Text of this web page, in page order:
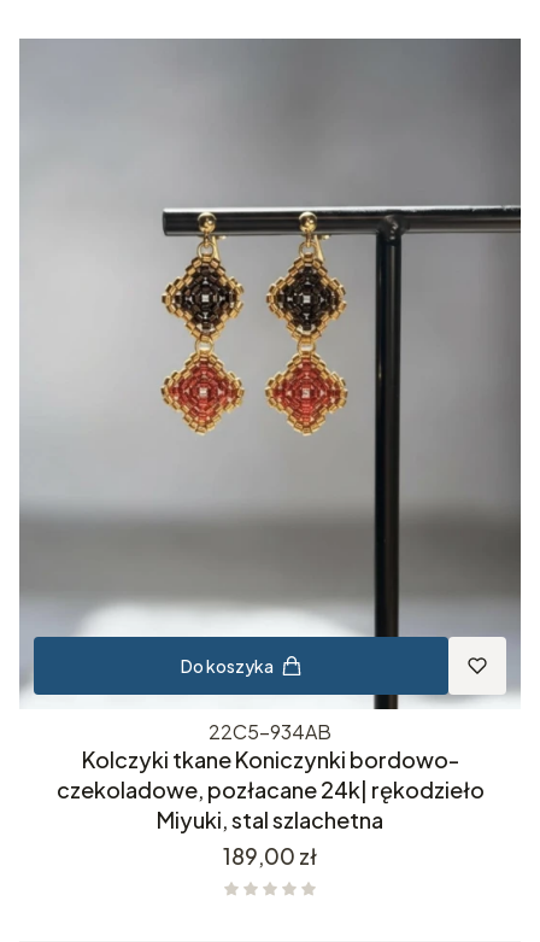
Do koszyka
22C5-934AB
Kolczyki tkane Koniczynki bordowo-
czekoladowe, pozłacane 24k| rękodzieło
Miyuki, stal szlachetna
Cena
189,00 zł